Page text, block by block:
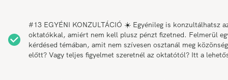
#13 EGYÉNI KONZULTÁCIÓ ☀️ Egyénileg is konzultálhatsz
oktatókkal, amiért nem kell plusz pénzt fizetned. Felmerül
kérdésed témában, amit nem szívesen osztanál meg közönség
előtt? Vagy teljes figyelmet szeretnél az oktatótól? Itt a